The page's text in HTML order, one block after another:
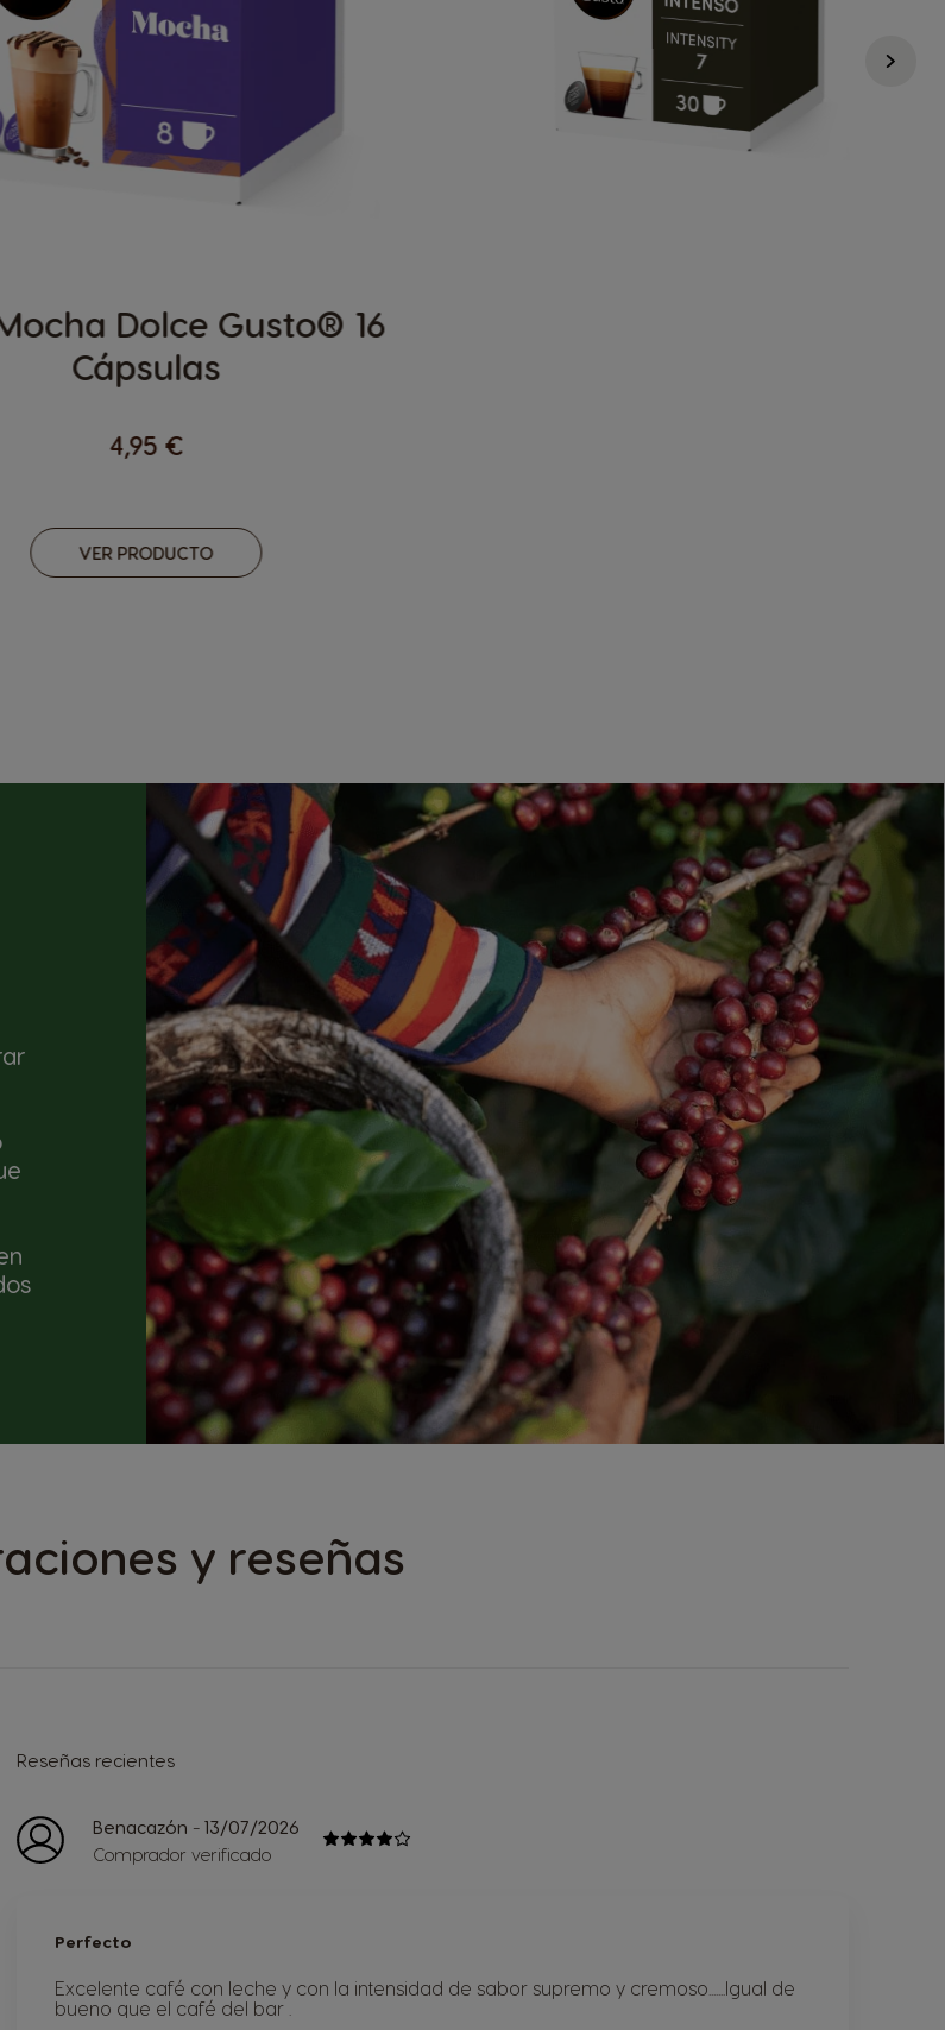
Dolce Gusto® 16
Cápsulas
4,95 €
VER PRODUCTO
y reseñas
Reseñas recientes
Benacazón - 13/07/2026
Comprador verificado
Perfecto
Excelente café con leche y con la intensidad de sabor supremo y cremoso.......Igual de
bueno que el café del bar .